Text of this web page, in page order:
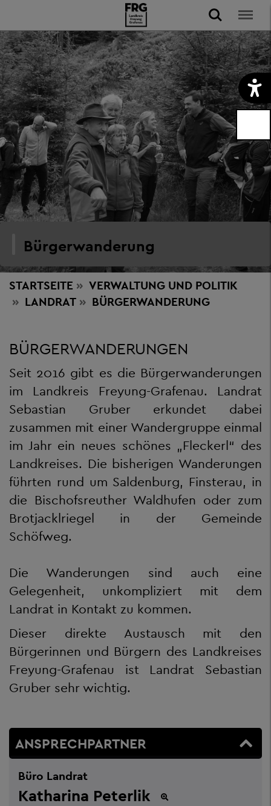
Bürgerwanderung
STARTSEITE VERWALTUNG UND POLITIK
LANDRAT
BÜRGERWANDERUNG
BÜRGERWANDERUNGEN
Seit 2016 gibt es die Bürgerwanderungen
im Landkreis Freyung-Grafenau. Landrat
Sebastian Gruber erkundet dabei
zusammen mit einer Wandergruppe einmal
im Jahr ein neues schönes „Fleckerl“ des
Landkreises. Die bisherigen Wanderungen
führten rund um Saldenburg, Finsterau, in
die Bischofsreuther Waldhufen oder zum
Brotjacklriegel in der Gemeinde
Schöfweg.
Die Wanderungen sind auch eine
Gelegenheit, unkompliziert mit dem
Landrat in Kontakt zu kommen.
Dieser direkte Austausch mit den
Bürgerinnen und Bürgern des Landkreises
Freyung-Grafenau ist Landrat Sebastian
Gruber sehr wichtig.
ANSPRECHPARTNER
Büro Landrat
Katharina Peterlik